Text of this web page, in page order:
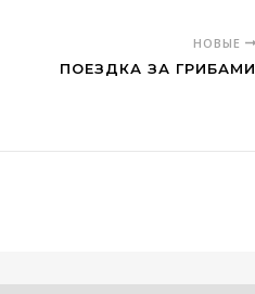
НОВЫЕ
ПОЕЗДКА ЗА ГРИБАМИ